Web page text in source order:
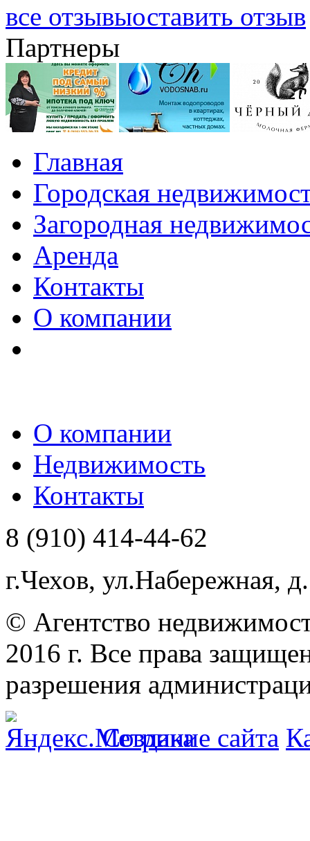
все отзывыоставить отзыв
Партнеры
Главная
Городская
Загородная
Аренда
Контакты
О компании
О компании
Недвижимость
Контакты
8 (910) 414-44-62
г.Чехов, ул.Набережная,
© Агентство
2016 г. Все права
разрешения
Создание сайта